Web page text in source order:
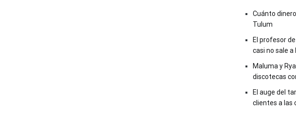
Cuánto
Tulum
El profesor
casi no sale a
Maluma y
discotecas
El auge del
clientes a las